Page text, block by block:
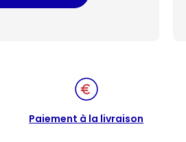
Paiement à la livraison